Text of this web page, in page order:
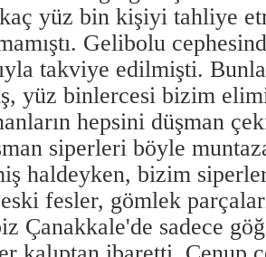
yüz bin kişiyi tahliye
Gelibolu
takviye edilmişti.
yüz binlercesi bizim
hepsini düşman
siperleri böyle
haldeyken, bizim
fesler, gömlek
Çanakkale'de sadece